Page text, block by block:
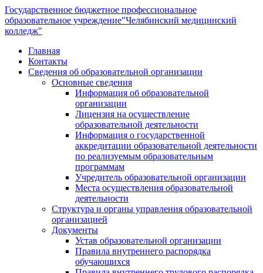
Государственное бюджетное профессиональное
образовательное учреждение"Челябинский медицинский
колледж"
Главная
Контакты
Сведения об образовательной организации
Основные сведения
Информация об образовательной
организации
Лицензия на осуществление
образовательной деятельности
Информация о государственной
аккредитации образовательной деятельности
по реализуемым образовательным
программам
Учредитель образовательной организации
Места осуществления образовательной
деятельности
Структура и органы управления образовательной
организацией
Документы
Устав образовательной организации
Правила внутреннего распорядка
обучающихся